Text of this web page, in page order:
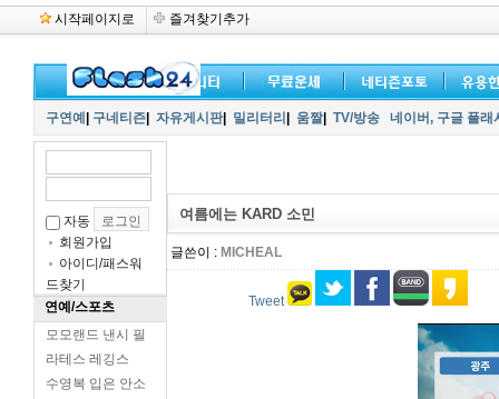
시작페이지로 즐겨찾기추가
구연예 구네티즌 자유게시판| 밀리터리 움짤| TV/방송 네이버, 구글 플
자동
회원가입
아이디/패스워
드찾기
연예/스포츠
모모랜드 낸시 필
라테스 레깅스
수영복 입은 안소
여름에는 KARD 소민
글쓴이 : MICHEAL
Tweet